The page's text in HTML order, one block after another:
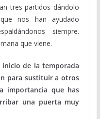
tres partidos dándolo
nos han ayudado
siempre.
que viene.
inicio de la temporada
para sustituir a otros
importancia que has
una puerta muy